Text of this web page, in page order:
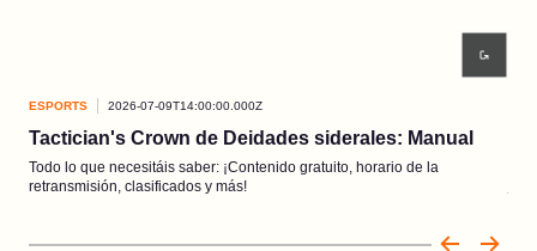
ESPORTS 2026-07-09T14:00:00.000Z
Tactician's Crown de Deidades siderales: Manual
Todo lo que necesitáis saber: ¡Contenido gratuito, horario de la
retransmisión, clasificados y más!